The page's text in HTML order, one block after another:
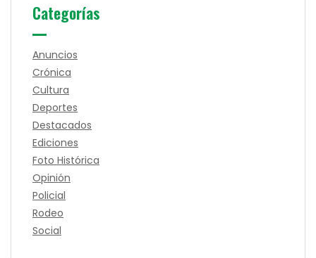
Categorías
Anuncios
Crónica
Cultura
Deportes
Destacados
Ediciones
Foto Histórica
Opinión
Policial
Rodeo
Social